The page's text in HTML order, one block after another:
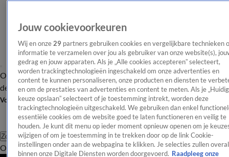
OverzichtAfleveringen Entertainment TV Algemeen
Tip
de redactieNieuwsbrief
Volg Shownieuws
Zoeken
OverzichtEntertainmentSpraakmakendRealityCrimeVideo's
Jouw cookievoorkeuren
Wij en onze 29 partners gebruiken cookies en vergelijkbare technieken
informatie te verzamelen over jou als gebruiker van onze website(s),
gedrag en jouw apparaten. Als je „Alle cookies accepteren” selecteert,
worden trackingtechnologieën ingeschakeld om onze advertenties en
content te kunnen personaliseren, onze producten en diensten te
en om de prestaties van advertenties en content te meten. Als je
keuze opslaan” selecteert of je toestemming intrekt, worden deze
trackingtechnologieën uitgeschakeld. We gebruiken dan enkel
essentiële cookies om de website goed te laten functioneren en veilig te
houden. Je kunt dit menu op ieder moment opnieuw openen om je
wijzigen of om je toestemming in te trekken door op de link Cookie-
instellingen onder aan de webpagina te klikken. Je selecties zullen overal
binnen onze Digitale Diensten worden doorgevoerd. Raadpleeg onze